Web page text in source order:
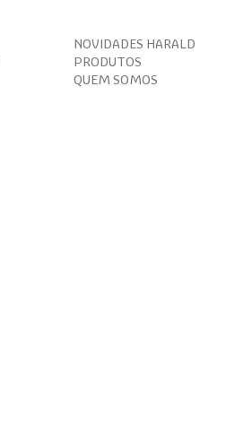
NOVIDADES HARALD
PRODUTOS
QUEM SOMOS